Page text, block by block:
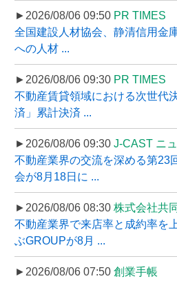
►2026/08/06 09:50 PR TIMES
全国建設人材協会、静清信用金
への人材 ...
►2026/08/06 09:30 PR TIMES
不動産賃貸領域における次世代
済」累計決済 ...
►2026/08/06 09:30 J-CAST ニ
不動産業界の交流を深める第23
会が8月18日に ...
►2026/08/06 08:30 株式会社共
不動産業界で来店率と成約率を
ぶGROUPが8月 ...
►2026/08/06 07:50 創業手帳